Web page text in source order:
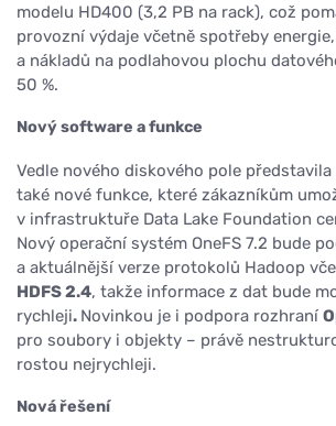
modelu HD400 (3,2 PB na rack), což
provozní výdaje včetně spotřeby
a nákladů na podlahovou plochu
50 %.
Nový software a funkce
Vedle nového diskového pole
také nové funkce, které zákazníkům
v infrastruktuře Data Lake Foundation
Nový operační systém OneFS 7.2 bude
a aktuálnější verze protokolů Hadoop
HDFS 2.4, takže informace z dat bude
rychleji. Novinkou je i podpora rozhraní
pro soubory i objekty – právě
rostou nejrychleji.
Nová řešení